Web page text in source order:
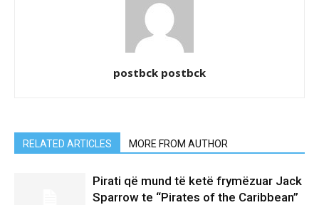
postbck postbck
RELATED ARTICLES MORE FROM AUTHOR
Pirati që mund të ketë frymëzuar Jack
Sparrow te “Pirates of the Caribbean”